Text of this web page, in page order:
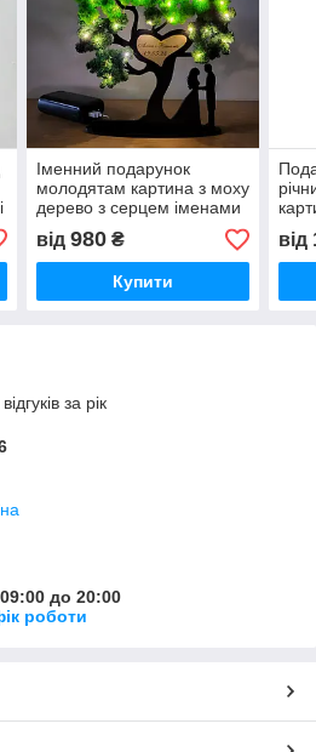
Іменний подарунок
молодятам картина з моху
дерево з серцем іменами
від 980₴
Купити
від
за рік
до 20:00
роботи